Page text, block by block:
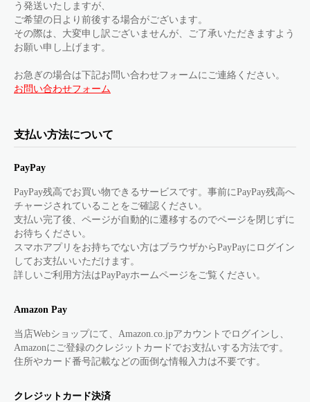
う発送いたしますが、
ご希望の日より前後する場合がございます。
その際は、大変申し訳ございませんが、ご了承いただきますよう
お願い申し上げます。
お急ぎの場合は下記お問い合わせフォームにご連絡ください。
お問い合わせフォーム
支払い方法について
PayPay
PayPay残高でお買い物できるサービスです。事前にPayPay残高へ
チャージされていることをご確認ください。
支払い完了後、ページが自動的に遷移するのでページを閉じずに
お待ちください。
スマホアプリをお持ちでない方はブラウザからPayPayにログイン
してお支払いいただけます。
詳しいご利用方法はPayPayホームページをご覧ください。
Amazon Pay
当店Webショップにて、Amazon.co.jpアカウントでログインし、
Amazonにご登録のクレジットカードでお支払いする方法です。
住所やカード番号記載などの面倒な情報入力は不要です。
クレジットカード決済